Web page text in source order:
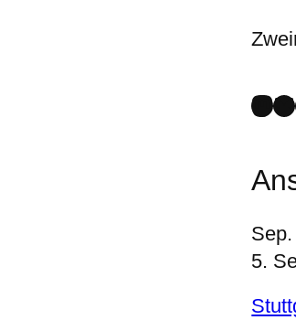
Sep.
5.